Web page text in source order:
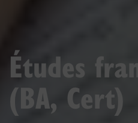
Études
(BA, Cert)